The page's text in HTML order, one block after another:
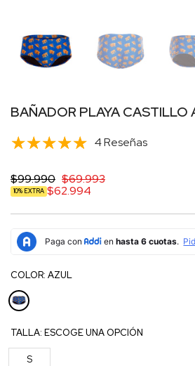
BAÑADOR PLAYA CASTILLO
4 Reseñas
$99.990 $69.993
10% EXTRA $62.994
COLOR: AZUL
TALLA: ESCOGE UNA OPCIÓN
S